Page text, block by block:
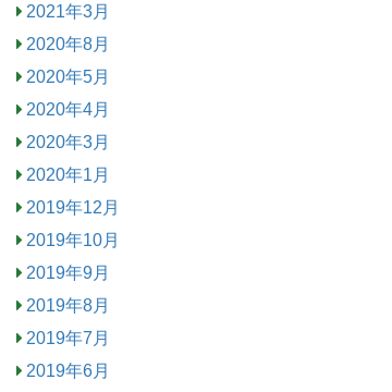
2021年3月
2020年8月
2020年5月
2020年4月
2020年3月
2020年1月
2019年12月
2019年10月
2019年9月
2019年8月
2019年7月
2019年6月